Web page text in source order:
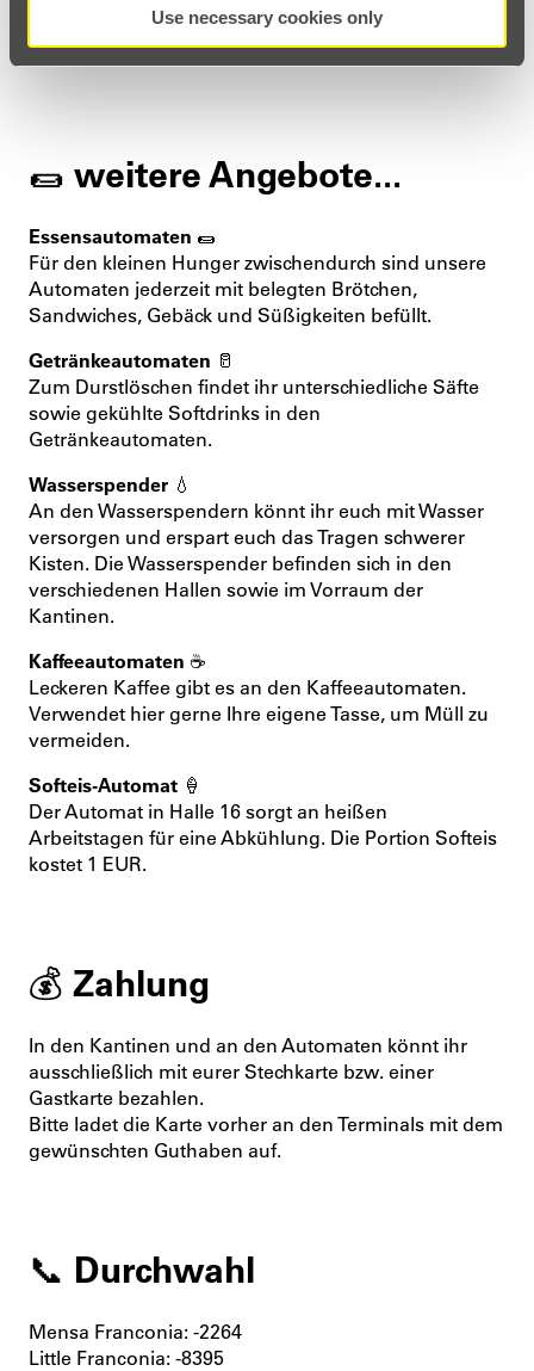
Use necessary cookies only
Little Franconia
vorübergehend geschlossen
🌯 weitere Angebote...
Essensautomaten 🌯
Für den kleinen Hunger zwischendurch sind unsere
Automaten jederzeit mit belegten Brötchen,
Sandwiches, Gebäck und Süßigkeiten befüllt.
Getränkeautomaten 🥛
Zum Durstlöschen findet ihr unterschiedliche Säfte
sowie gekühlte Softdrinks in den
Getränkeautomaten.
Wasserspender 💧
An den Wasserspendern könnt ihr euch mit Wasser
versorgen und erspart euch das Tragen schwerer
Kisten. Die Wasserspender befinden sich in den
verschiedenen Hallen sowie im Vorraum der
Kantinen.
Kaffeeautomaten ☕️
Leckeren Kaffee gibt es an den Kaffeeautomaten.
Verwendet hier gerne Ihre eigene Tasse, um Müll zu
vermeiden.
Softeis-Automat 🍦
Der Automat in Halle 16 sorgt an heißen
Arbeitstagen für eine Abkühlung. Die Portion Softeis
kostet 1 EUR.
💰 Zahlung
In den Kantinen und an den Automaten könnt ihr
ausschließlich mit eurer Stechkarte bzw. einer
Gastkarte bezahlen.
Bitte ladet die Karte vorher an den Terminals mit dem
gewünschten Guthaben auf.
📞 Durchwahl
Mensa Franconia: -2264
Little Franconia: -8395